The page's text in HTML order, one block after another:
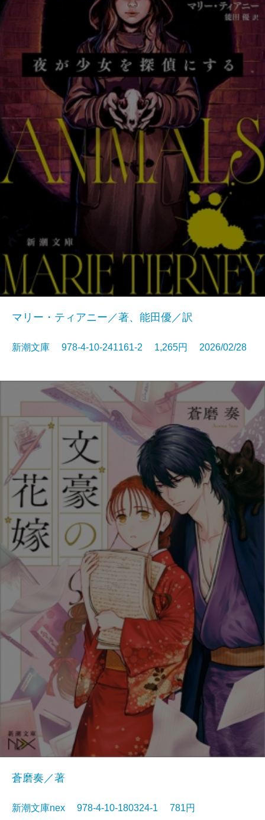
マリー・ティアニー／著、能田優／訳
新潮文庫 978-4-10-241161-2 1,265円 2026/02/28
蒼磨奏／著
新潮文庫nex 978-4-10-180324-1 781円